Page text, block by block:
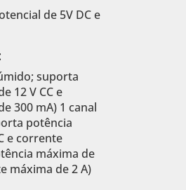
de 5V DC e
suporta
12 V CC e
300 mA) 1 canal
potência
e corrente
máxima de
máxima de 2 A)